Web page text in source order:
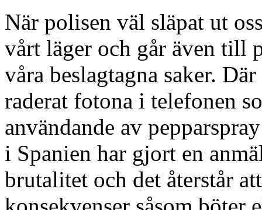
När polisen väl släpat ut
vårt läger och går även till
våra beslagtagna saker.
raderat fotona i telefonen
användande av
i Spanien har gjort en
brutalitet och det återstår